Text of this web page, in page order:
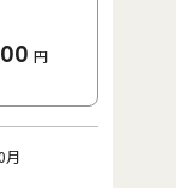
円
月